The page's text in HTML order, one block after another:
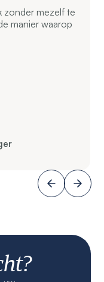
zonder mezelf te
manier waarop